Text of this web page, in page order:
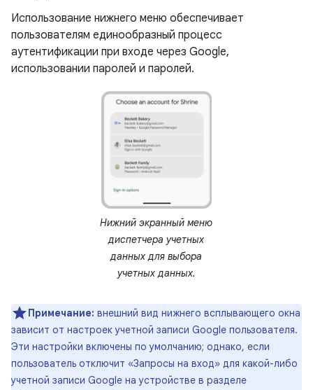
Использование нижнего меню обеспечивает
пользователям единообразный процесс
аутентификации при входе через Google,
использовании паролей и паролей.
Нижний экранный меню
диспетчера учетных
данных для выбора
учетных данных.
Примечание: внешний вид нижнего всплывающего окна
зависит от настроек учетной записи Google пользователя.
Эти настройки включены по умолчанию; однако, если
пользователь отключит «Запросы на вход» для какой-либо
учетной записи Google на устройстве в разделе